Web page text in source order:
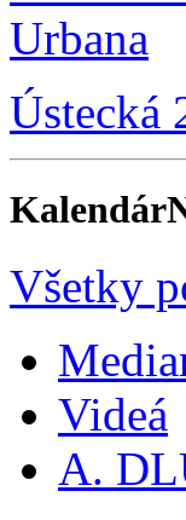
Ústecká
Kalendár
Všetky
Videá
A.